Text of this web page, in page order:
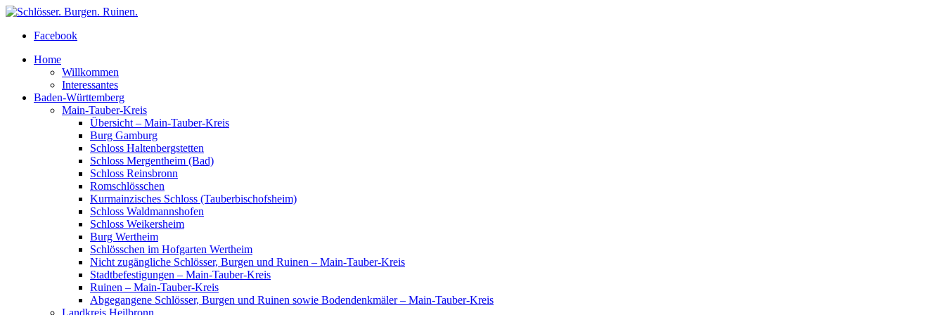
Facebook
Home
Willkommen
Interessantes
Baden-Württemberg
Main-Tauber-Kreis
Übersicht – Main-Tauber-Kreis
Burg Gamburg
Schloss Haltenbergstetten
Schloss Mergentheim (Bad)
Schloss Reinsbronn
Romschlösschen
Kurmainzisches Schloss (Tauberbischofsheim)
Schloss Waldmannshofen
Schloss Weikersheim
Burg Wertheim
Schlösschen im Hofgarten Wertheim
Nicht zugängliche Schlösser, Burgen und Ruinen – Main-Tauber-Kreis
Stadtbefestigungen – Main-Tauber-Kreis
Ruinen – Main-Tauber-Kreis
Abgegangene Schlösser, Burgen und Ruinen sowie Bodendenkmäler – Main-Tauber-Kreis
Landkreis Heilbronn